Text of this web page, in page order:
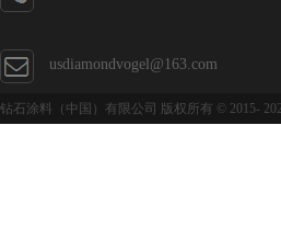
usdiamondvogel@163.com
钻石涂料（中国）有限公司 版权所有 © 2015-